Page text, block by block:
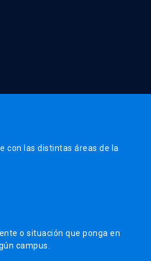
con las distintas áreas de la
o situación que ponga en
campus.